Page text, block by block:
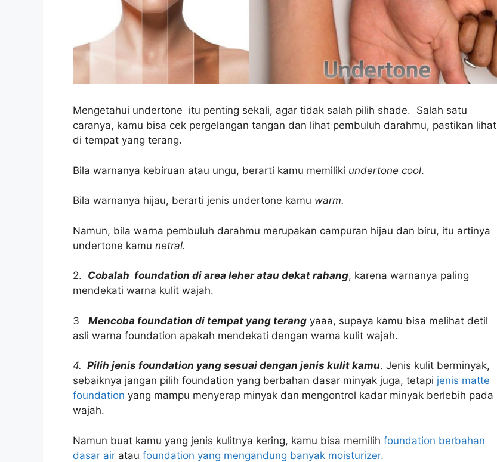
Mengetahui undertone itu penting sekali, agar tidak salah pilih shade. Salah satu
caranya, kamu bisa cek pergelangan tangan dan lihat pembuluh darahmu, pastikan lihat
di tempat yang terang.
Bila warnanya kebiruan atau ungu, berarti kamu memiliki undertone cool.
Bila warnanya hijau, berarti jenis undertone kamu warm.
Namun, bila warna pembuluh darahmu merupakan campuran hijau dan biru, itu artinya
undertone kamu netral.
2. Cobalah foundation di area leher atau dekat rahang, karena warnanya paling
mendekati warna kulit wajah.
3 Mencoba foundation di tempat yang terang yaaa, supaya kamu bisa melihat detil
asli warna foundation apakah mendekati dengan warna kulit wajah.
4. Pilih jenis foundation yang sesuai dengan jenis kulit kamu. Jenis kulit berminyak,
sebaiknya jangan pilih foundation yang berbahan dasar minyak juga, tetapi jenis matte
foundation yang mampu menyerap minyak dan mengontrol kadar minyak berlebih pada
wajah.
Namun buat kamu yang jenis kulitnya kering, kamu bisa memilih foundation berbahan
dasar air atau foundation yang mengandung banyak moisturizer.